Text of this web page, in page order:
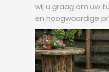
wij u graag om uw
en hoogwaardige